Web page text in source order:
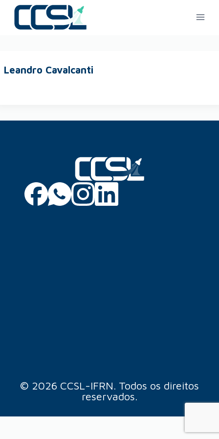
Leandro Cavalcanti
© 2026 CCSL-IFRN. Todos os direitos
reservados.